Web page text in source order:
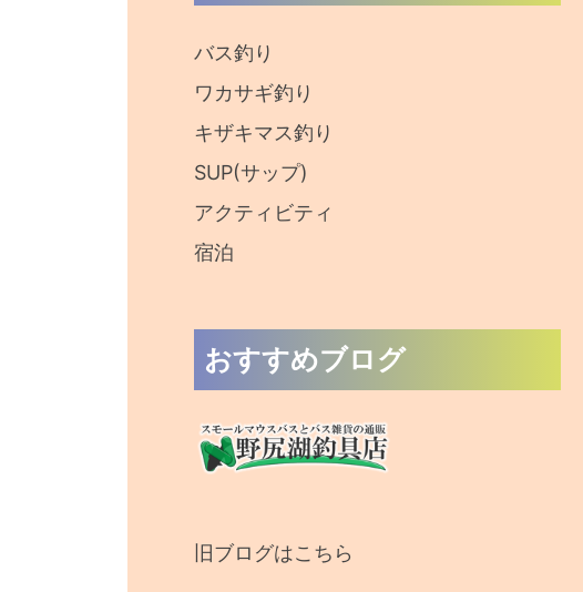
バス釣り
ワカサギ釣り
キザキマス釣り
SUP(サップ)
アクティビティ
宿泊
おすすめブログ
旧ブログはこちら